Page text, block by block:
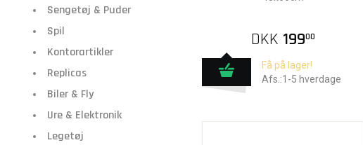
Sengetøj & Puder
Spil
Kontorartikler
Replicas
Biler & Fly
Ure & Elektronik
Legetøj
DKK 19900
Få på lager!
Afs.:1-5 hverdage